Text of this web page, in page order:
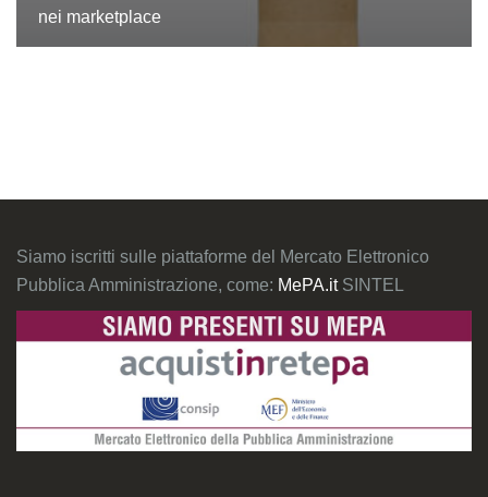
nei marketplace
Siamo iscritti sulle piattaforme del Mercato Elettronico
Pubblica Amministrazione, come: MePA.it SINTEL